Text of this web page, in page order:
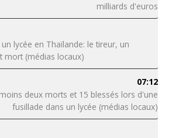
milliards d'euros
lycée en Thaïlande: le tireur, un
mort (médias locaux)
07:12
deux morts et 15 blessés lors d'une
fusillade dans un lycée (médias locaux)